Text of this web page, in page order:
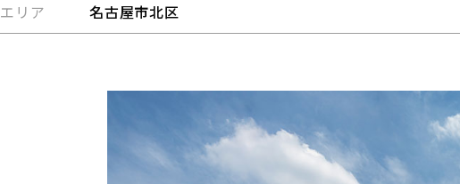
エリア 名古屋市北区